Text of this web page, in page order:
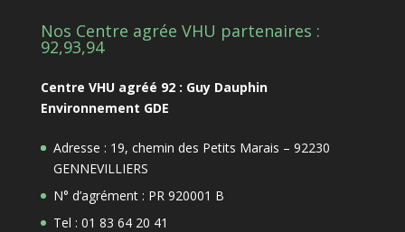
Nos Centre agrée VHU partenaires :
92,93,94
Centre VHU agréé 92 : Guy Dauphin
Environnement GDE
Adresse : 19, chemin des Petits Marais – 92230
GENNEVILLIERS
N° d’agrément : PR 920001 B
Tel : 01 83 64 20 41